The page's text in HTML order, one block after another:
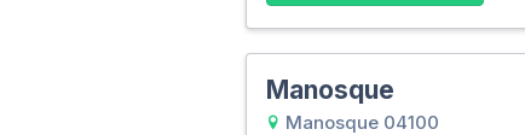
Manosque
Manosque 04100